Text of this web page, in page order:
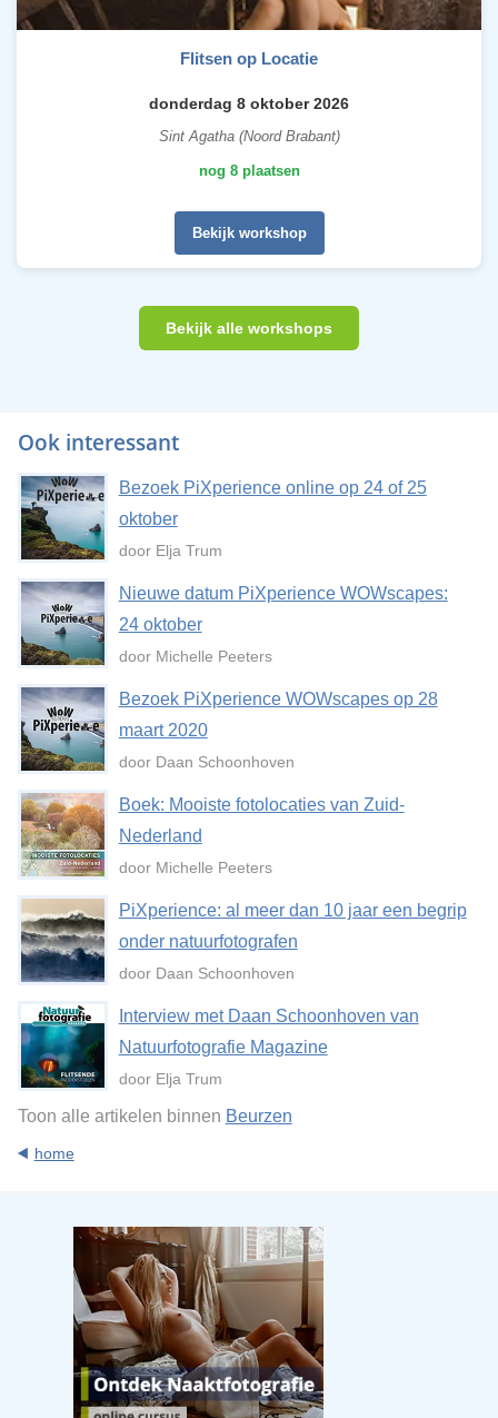
Flitsen op Locatie
donderdag 8 oktober 2026
Sint Agatha (Noord Brabant)
nog 8 plaatsen
Bekijk workshop
Bekijk alle workshops
Ook interessant
Bezoek PiXperience online op 24 of 25
oktober
door Elja Trum
Nieuwe datum PiXperience WOWscapes:
24 oktober
door Michelle Peeters
Bezoek PiXperience WOWscapes op 28
maart 2020
door Daan Schoonhoven
Boek: Mooiste fotolocaties van Zuid-
Nederland
door Michelle Peeters
PiXperience: al meer dan 10 jaar een begrip
onder natuurfotografen
door Daan Schoonhoven
Interview met Daan Schoonhoven van
Natuurfotografie Magazine
door Elja Trum
Toon alle artikelen binnen Beurzen
home